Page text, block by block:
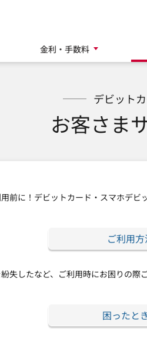
金利・手数料
デビット
お客さま
前に！デビットカード・スマホデビ
ご利用
失したなど、ご利用時にお困りの際
困ったと